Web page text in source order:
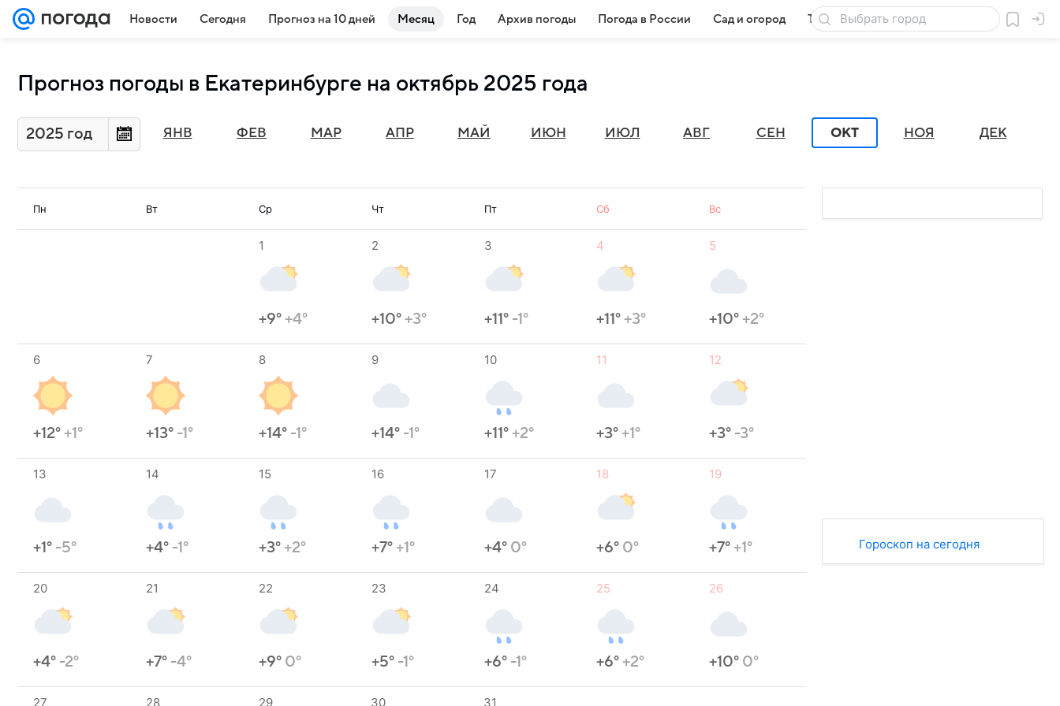
Новости Сегодня Прогноз на 10 дней Месяц Год Архив погоды Погода в России Сад и огород Товары для дачи
Прогноз погоды в Екатеринбурге на октябрь 2025 года
2025 год ЯНВ ФЕВ МАР АПР МАЙ ИЮН ИЮЛ АВГ СЕН ОКТ НОЯ ДЕК
Пн Вт Ср Чт Пт Сб Вс
1
+9°+4°
2
+10°+3°
3
+11° -1°
4
+11°+3°
5
+10°+2°
6
+12°+1°
7
+13° -1°
8
+14° -1°
9
+14° -1°
10
+11°+2°
11
+3°+1°
12
+3° -3°
13
+1° -5°
14
+4° -1°
15
+3°+2°
16
+7°+1°
17
+4° 0°
18
+6° 0°
19
+7°+1°
20
+4° -2°
21
+7° -4°
22
+9° 0°
23
+5° -1°
24
+6° -1°
25
+6°+2°
26
+10° 0°
27 28 29 30 31
Гороскоп на сегодня